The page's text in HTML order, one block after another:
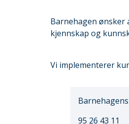
Barnehagen
kjennskap og
Vi implementerer
95 26 43 11